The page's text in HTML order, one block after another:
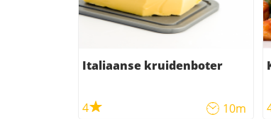
Italiaanse kruidenboter
4 10m